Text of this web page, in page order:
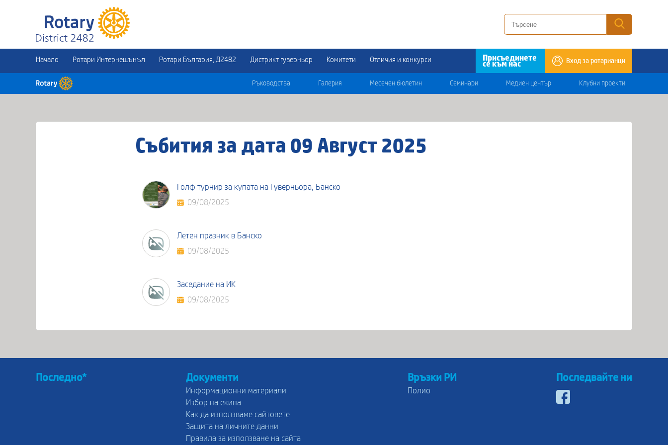
Начало Ротари Интернешънъл Ротари България, Д2482 Дистрикт гуверньор Комитети Отличия и конкурси Присъединете
се към нас Вход за ротарианци
Ръководства Галерия Месечен бюлетин Семинари Медиен център Клубни проекти
Събития за дата 09 Август 2025
Голф турнир за купата на Гуверньора, Банско
09/08/2025
Летен празник в Банско
09/08/2025
Заседание на ИК
09/08/2025
Последно* Документи
Информационни материали
Избор на екипа
Как да използваме сайтовете
Защита на личните данни
Правила за използване на сайта
Връзки РИ
Полио
Последвайте ни